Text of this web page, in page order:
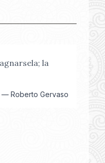
la
— Roberto Gervaso